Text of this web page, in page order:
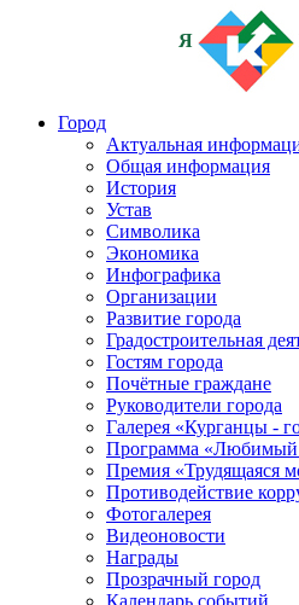
Я
Город
Актуальная
Общая информация
История
Устав
Символика
Экономика
Инфографика
Организации
Развитие города
Градостроительная
Гостям города
Почётные граждане
Руководители города
Галерея «Курганцы -
Программа «Любимый
Премия «Трудящаяся
Противодействие
Фотогалерея
Видеоновости
Награды
Прозрачный город
Календарь событий